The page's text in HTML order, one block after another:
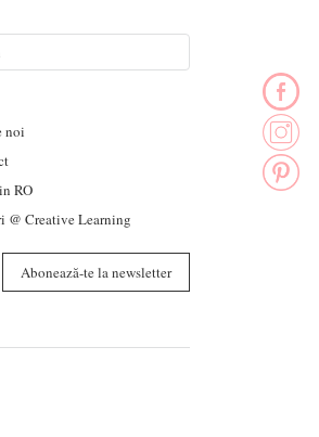
noi
RO
@ Creative Learning
Abonează-te la newsletter